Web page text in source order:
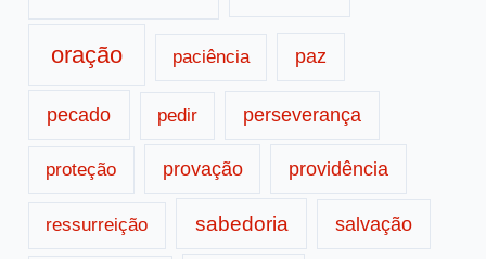
oração paciência paz
pecado pedir perseverança
proteção provação providência
ressurreição sabedoria salvação